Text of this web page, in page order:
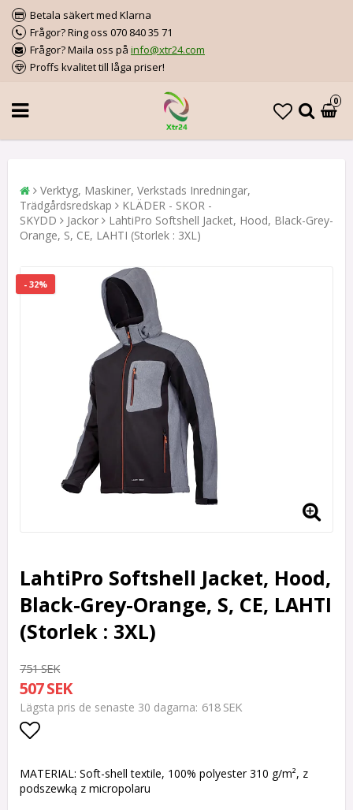
Betala säkert med Klarna
Frågor? Ring oss 070 840 35 71
Frågor? Maila oss på info@xtr24.com
Proffs kvalitet till låga priser!
0
Verktyg, Maskiner, Verkstads Inredningar,
Trädgårdsredskap
KLÄDER - SKOR -
SKYDD
Jackor
LahtiPro Softshell Jacket, Hood, Black-Grey-
Orange, S, CE, LAHTI (Storlek : 3XL)
- 32%
LahtiPro Softshell Jacket, Hood,
Black-Grey-Orange, S, CE, LAHTI
(Storlek : 3XL)
751 SEK
507 SEK
Lägsta pris de senaste 30 dagarna 618 SEK
MATERIAL: Soft-shell textile, 100% polyester 310 g/m², z
podszewką z micropolaru